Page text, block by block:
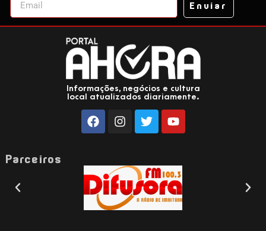
Enviar
Informações, negócios e cultura
local atualizados diariamente.
Parceiros